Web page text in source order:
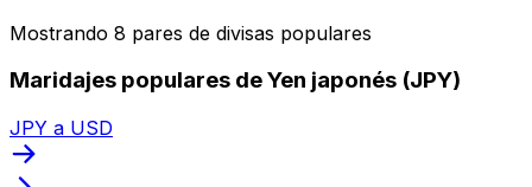
Mostrando 8 pares de divisas populares
Maridajes populares de Yen japonés (JPY)
JPY a USD